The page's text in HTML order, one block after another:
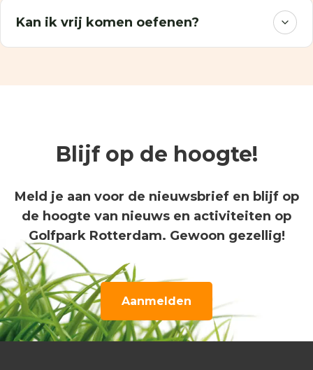
Kan ik vrij komen oefenen?
Blijf op de hoogte!
Meld je aan voor de nieuwsbrief en blijf op
de hoogte van nieuws en activiteiten op
Golfpark Rotterdam. Gewoon gezellig!
Aanmelden